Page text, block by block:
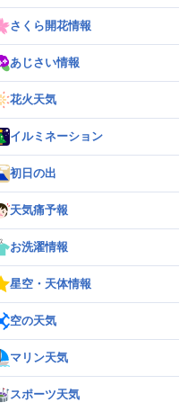
さくら開花情報
あじさい情報
花火天気
イルミネーション
初日の出
天気痛予報
お洗濯情報
星空・天体情報
空の天気
マリン天気
スポーツ天気